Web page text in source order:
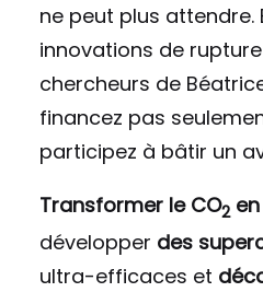
ne peut plus attendre.
innovations de
chercheurs de
financez pas
participez à bâtir un
Transformer le CO2
développer des
ultra-efficaces et